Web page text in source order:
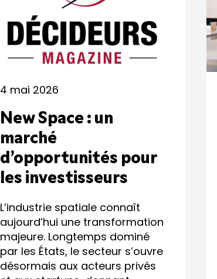
4 mai 2026
New Space : un
marché
d’opportunités pour
les investisseurs
L’industrie spatiale connaît
aujourd’hui une transformation
majeure. Longtemps dominé
par les États, le secteur s’ouvre
désormais aux acteurs privés